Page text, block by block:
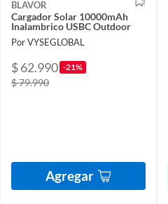
BLAVOR
Cargador Solar 10000mAh
Inalambrico USBC Outdoor
Por VYSEGLOBAL
$ 62.990 -21%
$ 79.990
Agregar